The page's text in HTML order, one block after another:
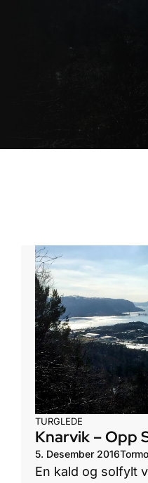
TURGLEDE
Knarvik – Opp
5. Desember 2016
En kald og solfylt